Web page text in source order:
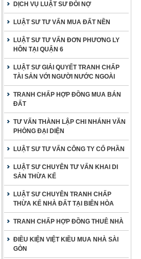
DỊCH VỤ LUẬT SƯ ĐÒI NỢ
LUẬT SƯ TƯ VẤN MUA ĐẤT NỀN
LUẬT SƯ TƯ VẤN ĐƠN PHƯƠNG LY
HÔN TẠI QUẬN 6
LUẬT SƯ GIẢI QUYẾT TRANH CHẤP
TÀI SẢN VỚI NGƯỜI NƯỚC NGOÀI
TRANH CHẤP HỢP ĐỒNG MUA BÁN
ĐẤT
TƯ VẤN THÀNH LẬP CHI NHÁNH VĂN
PHÒNG ĐẠI DIỆN
LUẬT SƯ TƯ VẤN CÔNG TY CỔ PHẦN
LUẬT SƯ CHUYÊN TƯ VẤN KHAI DI
SẢN THỪA KẾ
LUẬT SƯ CHUYÊN TRANH CHẤP
THỪA KẾ NHÀ ĐẤT TẠI BIÊN HÒA
TRANH CHẤP HỢP ĐỒNG THUÊ NHÀ
ĐIỀU KIỆN VIỆT KIỀU MUA NHÀ SÀI
GÒN